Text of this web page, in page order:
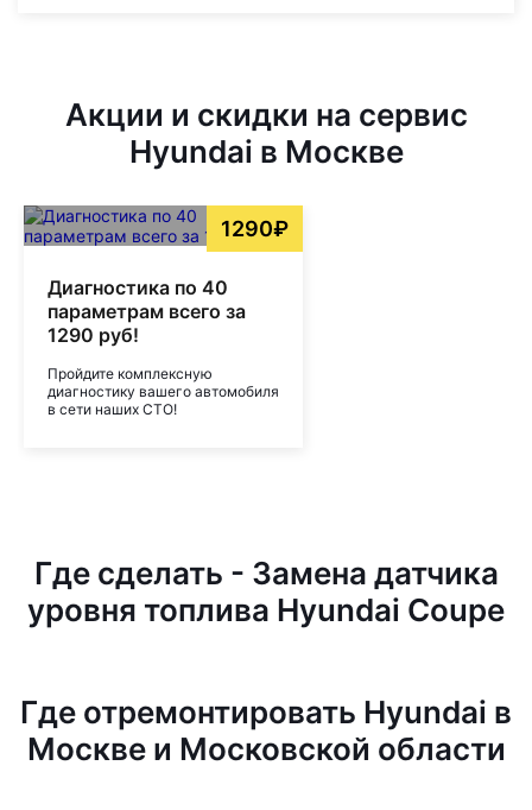
Акции и скидки на сервис
Hyundai в Москве
1290₽
Диагностика по 40
параметрам всего за
1290 руб!
Пройдите комплексную
диагностику вашего автомобиля
в сети наших СТО!
Где сделать - Замена датчика
уровня топлива Hyundai Coupe
Где отремонтировать Hyundai в
Москве и Московской области